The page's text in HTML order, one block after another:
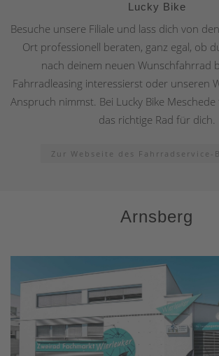
Lucky Bike
Besuche unsere Filiale und lass dich von
Ort professionell beraten, ganz egal, ob
nach deinem neuen Wunschfahrrad
Fahrradleasing interessierst oder unseren
Anspruch nimmst. Bei Lucky Bike
das richtige Rad für dich.
Zur Webseite des Fahrradservice-
Arnsberg